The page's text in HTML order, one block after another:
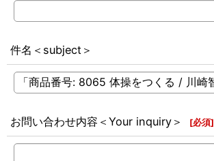
件名＜subject＞
お問い合わせ内容＜Your inquiry＞ [必須]